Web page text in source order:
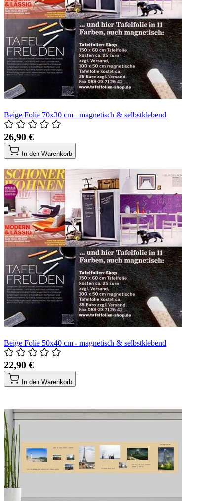
Beige Folie 70x30 cm - magnetisch & selbstklebend
26,90 €
In den Warenkorb
Beige Folie 50x40 cm - magnetisch & selbstklebend
22,90 €
In den Warenkorb